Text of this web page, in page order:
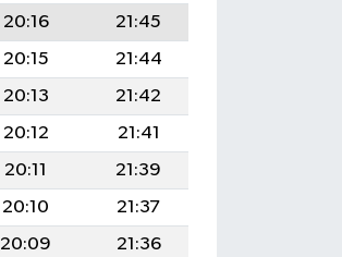
20:16
21:45
20:15
21:44
20:13
21:42
20:12
21:41
20:11
21:39
20:10
21:37
20:09
21:36